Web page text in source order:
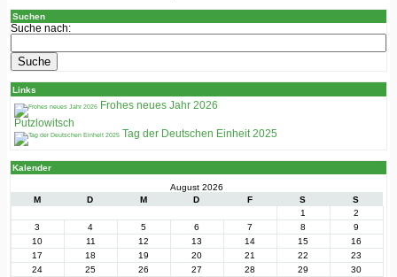
Suchen
Suche nach:
Links
Frohes neues Jahr 2026
Putzlowitsch
Tag der Deutschen Einheit 2025
Kalender
August 2026
M
D M D F S
S
1
2
3
4 5 6 7 8
9
10
11 12 13 14 15
16
17
18 19 20 21 22
23
24
25 26 27 28 29
30